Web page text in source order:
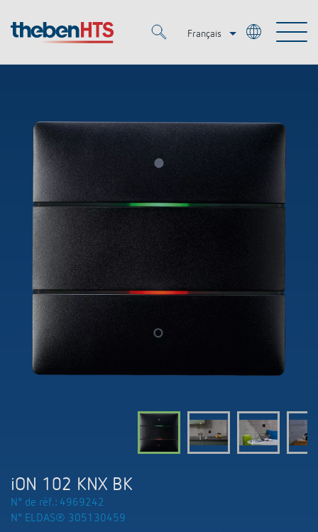
Français
Deutsch
KNX
Smart Home
DALI
Détecteurs de présence et de mouvement
Spots LED
Contrôle du temps et de la lumière
OEM
Solutions OEM
OEM Experts
Références
Solutions
Contrôle du temps et de la lumière
Commande d'éclairage DALI-2
Systèmes KNX
Détecteurs de présence et de mouvement
Régulation de la température
Service
Médiathèque
Catalogues et prospectus
Commande de catalogue
Entreprise
Theben AG
Nouveautés
Salons professionnels
Exposition, présentation et formation
Durabilité
Carrières chez ThebenHTS
Contact
Conseiller de vente dans votre région
Distribution dans le monde
iON 102 KNX BK
N° de réf.: 4969242
N° ELDAS® 305130459